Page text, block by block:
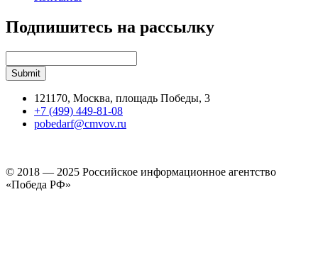
Подпишитесь на рассылку
121170, Москва, площадь Победы, 3
+7 (499) 449-81-08
pobedarf@cmvov.ru
© 2018 — 2025 Российское информационное агентство
«Победа РФ»